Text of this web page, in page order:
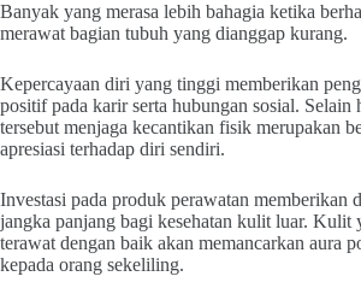
Banyak yang merasa lebih bahagia ketika
merawat bagian tubuh yang dianggap kurang.
Kepercayaan diri yang tinggi memberikan
positif pada karir serta hubungan sosial. Selain
tersebut menjaga kecantikan fisik merupakan
apresiasi terhadap diri sendiri.
Investasi pada produk perawatan memberikan
jangka panjang bagi kesehatan kulit luar. Kulit
terawat dengan baik akan memancarkan aura
kepada orang sekeliling.